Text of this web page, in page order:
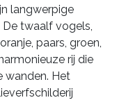
langwerpige
twaalf vogels,
paars, groen,
rij die
wanden. Het